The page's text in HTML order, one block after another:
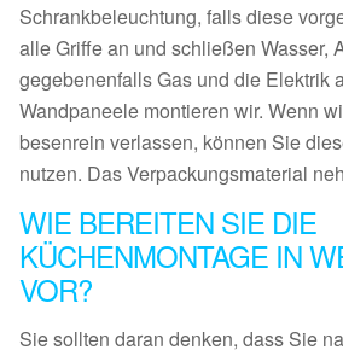
Schrankbeleuchtung, falls diese
alle Griffe an und schließen Wasser,
gegebenenfalls Gas und die Elektrik
Wandpaneele montieren wir. Wenn
besenrein verlassen, können Sie
nutzen. Das Verpackungsmaterial
WIE BEREITEN SIE DIE
KÜCHENMONTAGE IN
VOR?
Sie sollten daran denken, dass Sie